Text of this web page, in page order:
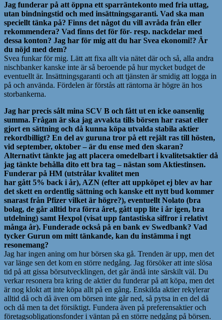
Jag funderar på att öppna ett sparräntekonto med fria uttag,
utan bindningstid och med insättningsgaranti. Vad ska man
speciellt tänka på? Finns det något du vill avråda från eller
rekommendera? Vad finns det för för- resp. nackdelar med
dessa konton? Jag har för mig att du har Svea ekonomi!? Är
du nöjd med dem?
Svea funkar för mig. Lätt att fixa allt via nätet där och så, alla andra
nischbanker kanske inte är så beroende på hur mycket budget de
eventuellt är. Insättningsgaranti och att tjänsten är smidig att logga in
på och använda. Fördelen är förstås att räntorna är högre än hos
storbankerna.
Jag har precis sålt mina SCV B och fått ut en icke oansenlig
summa. Frågan är ska jag avvakta tills börsen har rasat eller
gjort en sättning och då kunna köpa utvalda stabila aktier
rekordbilligt? En del av guruna tror på ett rejält ras till hösten,
vid september, oktober – är du ense med den skaran?
Alternativt tänkte jag att placera omedelbart i kvalitetsaktier då
jag tänkte behålla dito ett bra tag – nästan som Aktiestinsen.
Funderar på HM (utstrålar kvalitet men
har gått 5% back i år), AZN (efter att uppköpet ej blev av har
det skett en ordentlig sättning och kanske ett nytt bud kommer
snarast från Pfizer vilket är högre?), eventuellt Nolato (bra
bolag, de går alltid bra förra året, gått upp lite i år igen, bra
utdelning) samt Hexpol (visat upp fantastiska siffror i relativt
många år). Funderade också på en bank ev Swedbank? Vad
tycker Gurun om mitt tänkande, kan du instämma i ngt
resonemang?
Jag har ingen aning om hur börsen ska gå. Trenden är upp, men det
var länge sen det kom en större nedgång. Jag försöker att inte slösa
tid på att gissa börsutvecklingen, det går ändå inte särskilt väl. Du
verkar resonera bra kring de aktier du funderar på att köpa, men det
är nog klokt att inte köpa allt på en gång. Enskilda aktier rekylerar
alltid då och då även om börsen inte går ned, så pytsa in en del då
och då men ta det försiktigt. Fundera även på preferensaktier och
företagsobligationsfonder i väntan på en större nedgång på börsen.